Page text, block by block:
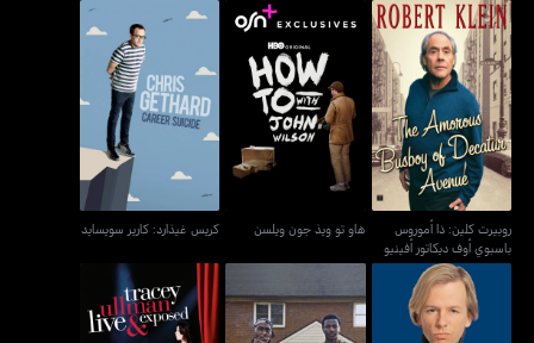
روبيرت كلين: ذا أموروس
باسبوي أوف ديكاتور أفينيو
روبيرت كلين: ذا أموروس
باسبوي أوف ديكاتور أفينيو
هاو تو ويذ جون ويلسن
هاو تو ويذ جون ويلسن
كريس غيذارد: كارير
سويسايد
كريس غيذارد: كارير سويسايد